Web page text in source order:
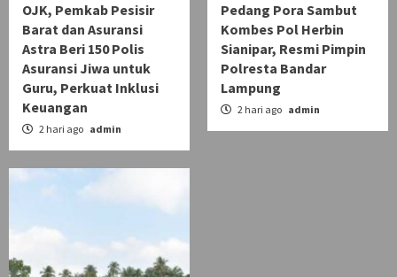
OJK, Pemkab Pesisir
Barat dan Asuransi
Astra Beri 150 Polis
Asuransi Jiwa untuk
Guru, Perkuat Inklusi
Keuangan
2 hari ago admin
Pedang Pora Sambut
Kombes Pol Herbin
Sianipar, Resmi Pimpin
Polresta Bandar
Lampung
2 hari ago admin